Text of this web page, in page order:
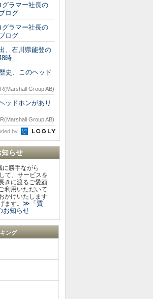
ラマー社長の
ログ
ラマー社長の
ログ
、石川県能登の
時...
史、このヘッド
Group AB)
ッドホンがあり
Group AB)
by
らせ
に勝手ながら
て、サービスを
きに渡るご愛顧
利用いただいて
かけいたします
ます。 ≫「質
お知らせ
ング